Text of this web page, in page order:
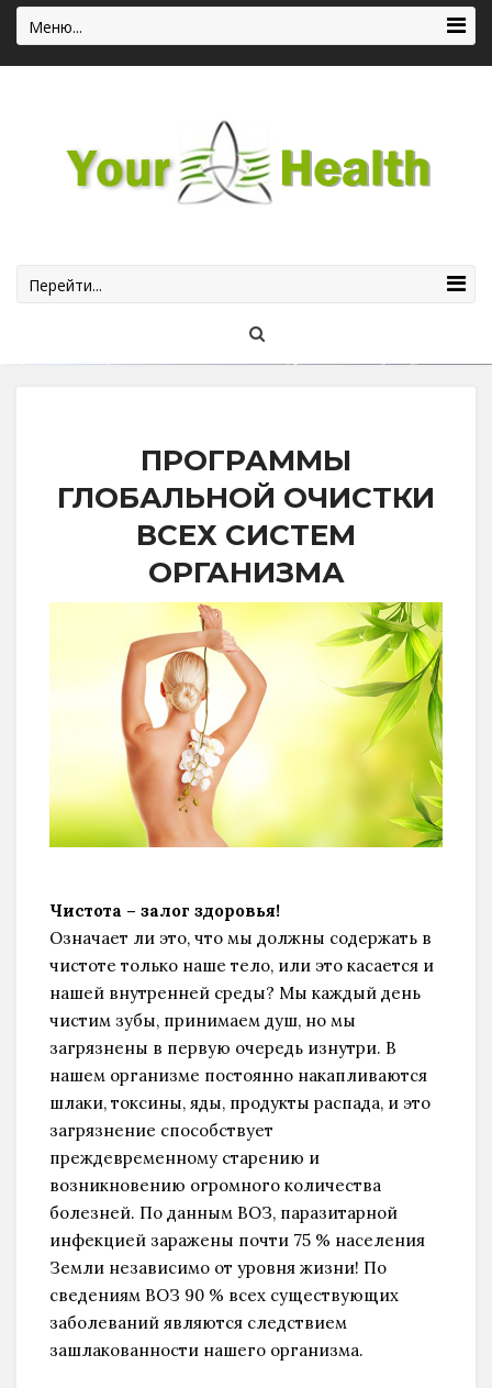
Меню...
Перейти...
ПРОГРАММЫ
ГЛОБАЛЬНОЙ ОЧИСТКИ
ВСЕХ СИСТЕМ
ОРГАНИЗМА
Чистота – залог здоровья!
Означает ли это, что мы должны содержать в
чистоте только наше тело, или это касается и
нашей внутренней среды? Мы каждый день
чистим зубы, принимаем душ, но мы
загрязнены в первую очередь изнутри. В
нашем организме постоянно накапливаются
шлаки, токсины, яды, продукты распада, и это
загрязнение способствует
преждевременному старению и
возникновению огромного количества
болезней. По данным ВОЗ, паразитарной
инфекцией заражены почти 75 % населения
Земли независимо от уровня жизни! По
сведениям ВОЗ 90 % всех существующих
заболеваний являются следствием
зашлакованности нашего организма.